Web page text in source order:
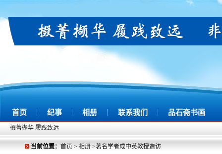
首页 纪事 相册 联系我们 品石斋书画
掇菁撷华 履践致远
当前位置： 首页 > 相册 >著名学者成中英教授造访